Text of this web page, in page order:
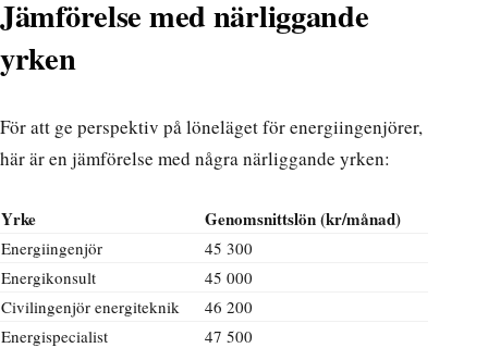
Jämförelse med närliggande
yrken
För att ge perspektiv på löneläget för energiingenjörer,
här är en jämförelse med några närliggande yrken:
Yrke Genomsnittslön (kr/månad)
Energiingenjör
45 300
Energikonsult
45 000
Civilingenjör energiteknik
46 200
Energispecialist
47 500